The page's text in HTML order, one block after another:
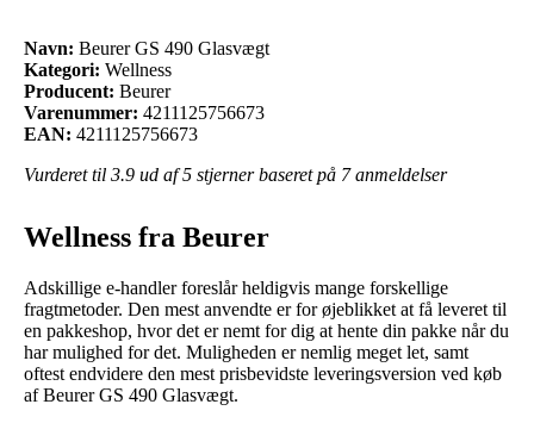
Navn: Beurer GS 490 Glasvægt
Kategori: Wellness
Producent: Beurer
Varenummer: 4211125756673
EAN: 4211125756673
Vurderet til 3.9 ud af 5 stjerner baseret på 7anmeldelser
Wellness fra Beurer
Adskillige e-handler foreslår heldigvis mange forskellige
fragtmetoder. Den mest anvendte er for øjeblikket at få leveret til
en pakkeshop, hvor det er nemt for dig at hente din pakke når du
har mulighed for det. Muligheden er nemlig meget let, samt
oftest endvidere den mest prisbevidste leveringsversion ved køb
af Beurer GS 490 Glasvægt.